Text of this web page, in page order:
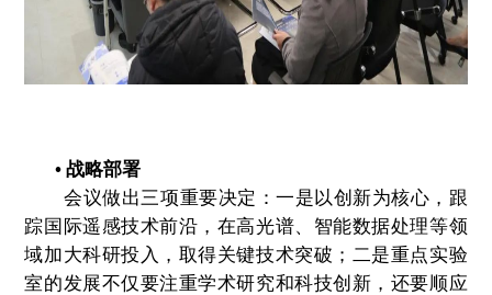
•战略部署
会议做出三项重要决定：一是以创新为核心，跟
踪国际遥感技术前沿，在高光谱、智能数据处理等领
域加大科研投入，取得关键技术突破；二是重点实验
室的发展不仅要注重学术研究和科技创新，还要顺应